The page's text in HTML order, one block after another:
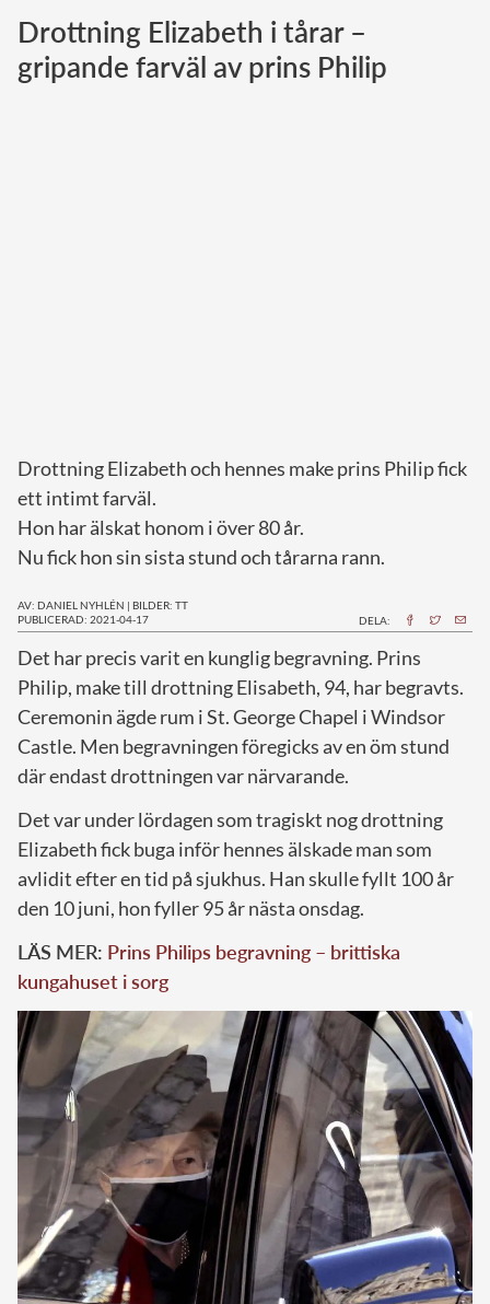
Norska kungahuset
Danska kungahuset
Drottning Elizabeth i tårar –
gripande farväl av prins Philip
Drottning Elizabeth och hennes make prins Philip fick
ett intimt farväl.
Hon har älskat honom i över 80 år.
Nu fick hon sin sista stund och tårarna rann.
AV: DANIEL NYHLÉN | BILDER: TT
PUBLICERAD: 2021-04-17
DELA:
Det har precis varit en kunglig begravning. Prins
Philip, make till drottning Elisabeth, 94, har begravts.
Ceremonin ägde rum i St. George Chapel i Windsor
Castle. Men begravningen föregicks av en öm stund
där endast drottningen var närvarande.
Det var under lördagen som tragiskt nog drottning
Elizabeth fick buga inför hennes älskade man som
avlidit efter en tid på sjukhus. Han skulle fyllt 100 år
den 10 juni, hon fyller 95 år nästa onsdag.
LÄS MER: Prins Philips begravning – brittiska
kungahuset i sorg